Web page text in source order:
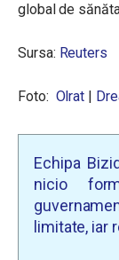
global de
Sursa: Reuters
Foto: Olrat |
Echipa
nicio
limitate, iar